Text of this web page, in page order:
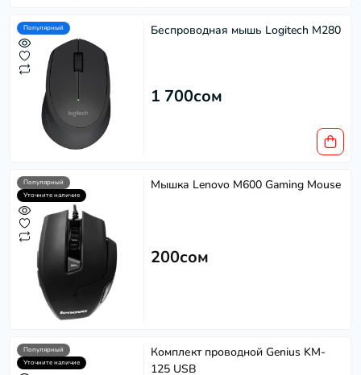
Популярный Беспроводная мышь Logitech M280
1 700сом
Популярный
Уточните наличие
Мышка Lenovo M600 Gaming Mouse
200сом
Популярный
Уточните наличие
Комплект проводной Genius KM-
125 USB